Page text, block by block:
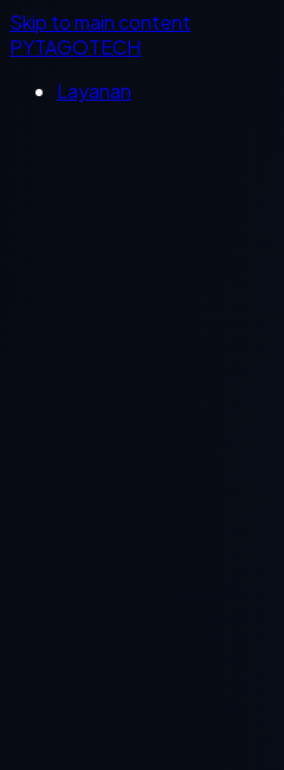
Skip to main content
PYTAGOTECH
Layanan